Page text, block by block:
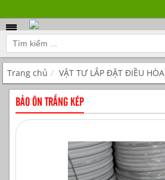
Trang chủ VẬT TƯ LẮP ĐẶT ĐIỀU HÒA
BẢO ÔN TRẮNG KÉP